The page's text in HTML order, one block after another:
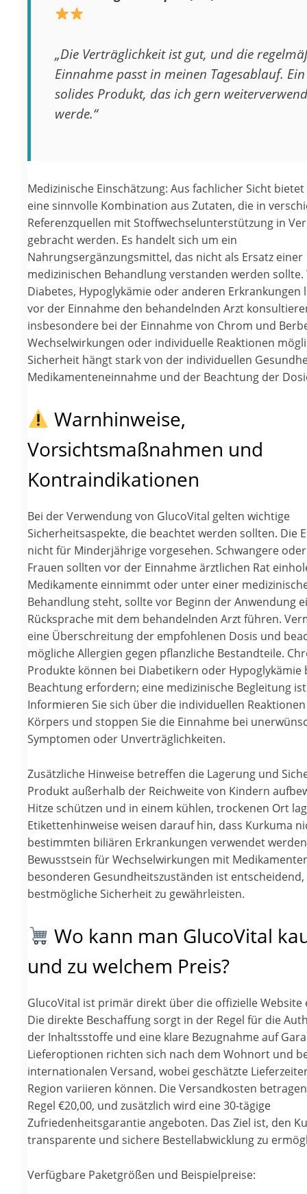
„Die Verträglichkeit ist gut, und die
Einnahme passt in meinen Tagesablauf. Ein
solides Produkt, das ich gern
werde.“
Medizinische Einschätzung: Aus fachlicher Sicht
eine sinnvolle Kombination aus Zutaten, die in
Referenzquellen mit Stoffwechselunterstützung in
gebracht werden. Es handelt sich um ein
Nahrungsergänzungsmittel, das nicht als Ersatz einer
medizinischen Behandlung verstanden werden
Diabetes, Hypoglykämie oder anderen Erkrankungen
vor der Einnahme den behandelnden Arzt
insbesondere bei der Einnahme von Chrom und
Wechselwirkungen oder individuelle Reaktionen
Sicherheit hängt stark von der individuellen
Medikamenteneinnahme und der Beachtung der
Warnhinweise,
Vorsichtsmaßnahmen und
Kontraindikationen
Bei der Verwendung von GlucoVital gelten wichtige
Sicherheitsaspekte, die beachtet werden sollten. Die
nicht für Minderjährige vorgesehen. Schwangere
Frauen sollten vor der Einnahme ärztlichen Rat
Medikamente einnimmt oder unter einer
Behandlung steht, sollte vor Beginn der Anwendung
Rücksprache mit dem behandelnden Arzt führen.
eine Überschreitung der empfohlenen Dosis und
mögliche Allergien gegen pflanzliche Bestandteile.
Produkte können bei Diabetikern oder Hypoglykämie
Beachtung erfordern; eine medizinische Begleitung
Informieren Sie sich über die individuellen
Körpers und stoppen Sie die Einnahme bei
Symptomen oder Unverträglichkeiten.
Zusätzliche Hinweise betreffen die Lagerung und
Produkt außerhalb der Reichweite von Kindern
Hitze schützen und in einem kühlen, trockenen Ort
Etikettenhinweise weisen darauf hin, dass Kurkuma
bestimmten biliären Erkrankungen verwendet
Bewusstsein für Wechselwirkungen mit
besonderen Gesundheitszuständen ist
bestmögliche Sicherheit zu gewährleisten.
Wo kann man GlucoVital
und zu welchem Preis?
GlucoVital ist primär direkt über die offizielle Website
Die direkte Beschaffung sorgt in der Regel für die
der Inhaltsstoffe und eine klare Bezugnahme auf
Lieferoptionen richten sich nach dem Wohnort und
internationalen Versand, wobei geschätzte
Region variieren können. Die Versandkosten
Regel €20,00, und zusätzlich wird eine 30-tägige
Zufriedenheitsgarantie angeboten. Das Ziel ist, den
transparente und sichere Bestellabwicklung zu
Verfügbare Paketgrößen und Beispielpreise: